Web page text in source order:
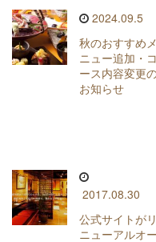
2024.09.5
秋のおすすめメ
ニュー追加・コ
ース内容変更
お知らせ
2017.08.30
公式サイトがリ
ニューアルオー